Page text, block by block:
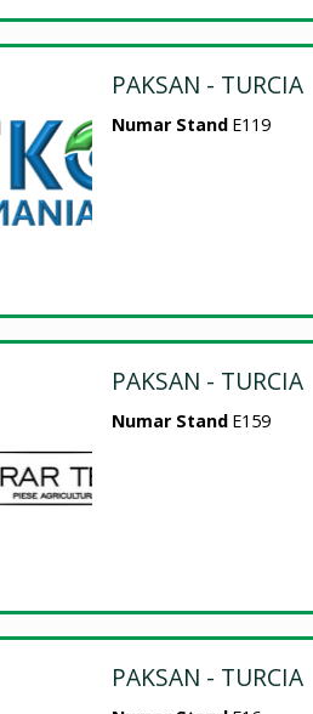
PAKSAN - TURCIA
Numar Stand E119
PAKSAN - TURCIA
Numar Stand E159
PAKSAN - TURCIA